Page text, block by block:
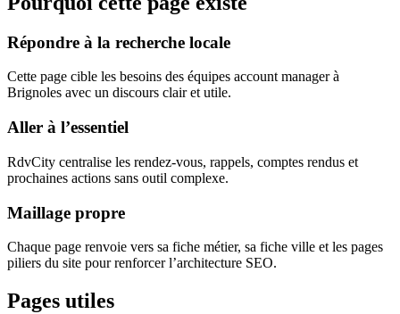
Répondre à la recherche locale
Cette page cible les besoins des équipes account manager à
Brignoles avec un discours clair et utile.
Aller à l’essentiel
RdvCity centralise les rendez-vous, rappels, comptes rendus et
prochaines actions sans outil complexe.
Maillage propre
Chaque page renvoie vers sa fiche métier, sa fiche ville et les pages
piliers du site pour renforcer l’architecture SEO.
Pages utiles